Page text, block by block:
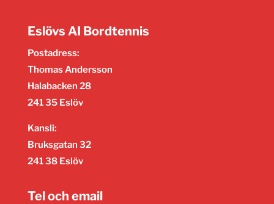
Eslövs AI Bordtennis
Postadress:
Thomas Andersson
Halabacken 28
241 35 Eslöv
Kansli:
Bruksgatan 32
241 38 Eslöv
Tel och email